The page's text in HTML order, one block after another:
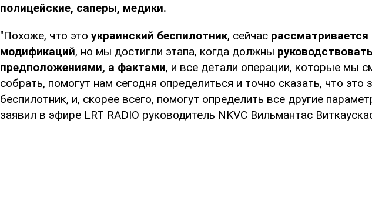
полицейские, саперы, медики.
"Похоже, что это украинский беспилотник, сейчас рассматривается
модификаций, но мы достигли этапа, когда должны
предположениями, а фактами, и все детали операции, которые мы
собрать, помогут нам сегодня определиться и точно сказать, что это
беспилотник, и, скорее всего, помогут определить все другие
заявил в эфире LRT RADIO руководитель NKVC Вильмантас